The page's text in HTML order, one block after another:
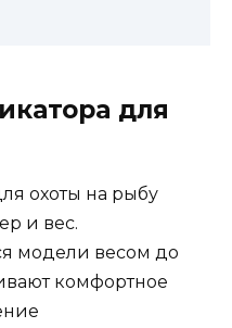
для
охоты на рыбу
и вес.
модели весом до
комфортное